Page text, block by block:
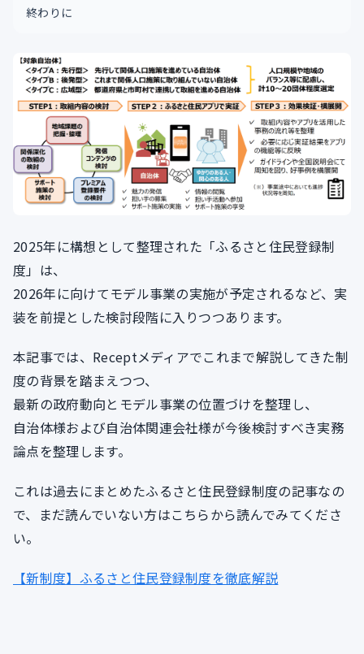
終わりに
2025年に構想として整理された「ふるさと住民登録制
度」は、
2026年に向けてモデル事業の実施が予定されるなど、実
装を前提とした検討段階に入りつつあります。
本記事では、Receptメディアでこれまで解説してきた制
度の背景を踏まえつつ、
最新の政府動向とモデル事業の位置づけを整理し、
自治体様および自治体関連会社様が今後検討すべき実務
論点を整理します。
これは過去にまとめたふるさと住民登録制度の記事なの
で、まだ読んでいない方はこちらから読んでみてくださ
い。
【新制度】ふるさと住民登録制度を徹底解説